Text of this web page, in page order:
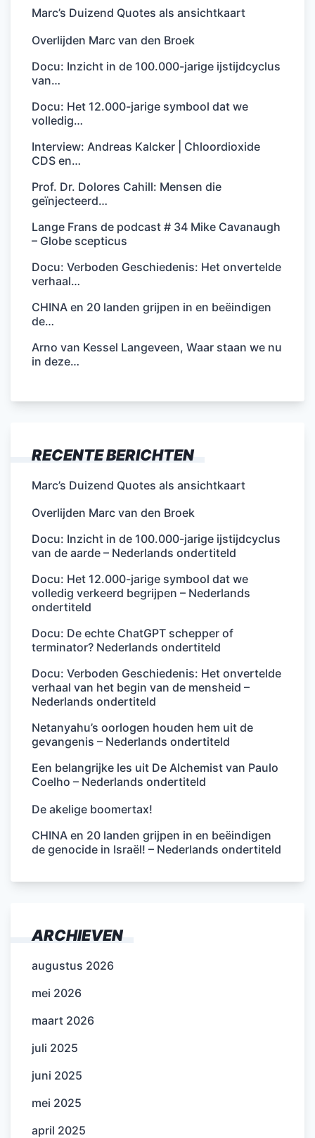
Marc’s Duizend Quotes als ansichtkaart
Overlijden Marc van den Broek
Docu: Inzicht in de 100.000-jarige ijstijdcyclus
van…
Docu: Het 12.000-jarige symbool dat we
volledig…
Interview: Andreas Kalcker | Chloordioxide
CDS en…
Prof. Dr. Dolores Cahill: Mensen die
geïnjecteerd…
Lange Frans de podcast # 34 Mike Cavanaugh
– Globe scepticus
Docu: Verboden Geschiedenis: Het onvertelde
verhaal…
CHINA en 20 landen grijpen in en beëindigen
de…
Arno van Kessel Langeveen, Waar staan we nu
in deze…
RECENTE BERICHTEN
Marc’s Duizend Quotes als ansichtkaart
Overlijden Marc van den Broek
Docu: Inzicht in de 100.000-jarige ijstijdcyclus
van de aarde – Nederlands ondertiteld
Docu: Het 12.000-jarige symbool dat we
volledig verkeerd begrijpen – Nederlands
ondertiteld
Docu: De echte ChatGPT schepper of
terminator? Nederlands ondertiteld
Docu: Verboden Geschiedenis: Het onvertelde
verhaal van het begin van de mensheid –
Nederlands ondertiteld
Netanyahu’s oorlogen houden hem uit de
gevangenis – Nederlands ondertiteld
Een belangrijke les uit De Alchemist van Paulo
Coelho – Nederlands ondertiteld
De akelige boomertax!
CHINA en 20 landen grijpen in en beëindigen
de genocide in Israël! – Nederlands ondertiteld
ARCHIEVEN
augustus 2026
mei 2026
maart 2026
juli 2025
juni 2025
mei 2025
april 2025